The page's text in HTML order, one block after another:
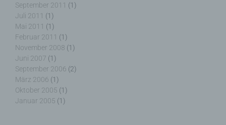
September 2011 (1)
Juli 2011 (1)
Mai 2011 (1)
Februar 2011 (1)
November 2008 (1)
Juni 2007 (1)
September 2006 (2)
März 2006 (1)
Oktober 2005 (1)
Januar 2005 (1)
i) Empfänger
Empfänger ist eine natürliche oder juristische
Person, Behörde, Einrichtung oder andere Stelle,
der personenbezogene Daten offengelegt werden,
unabhängig davon, ob es sich bei ihr um einen
Dritten handelt oder nicht. Behörden, die im
Rahmen eines bestimmten Untersuchungsauftrags
nach dem Unionsrecht oder dem Recht der